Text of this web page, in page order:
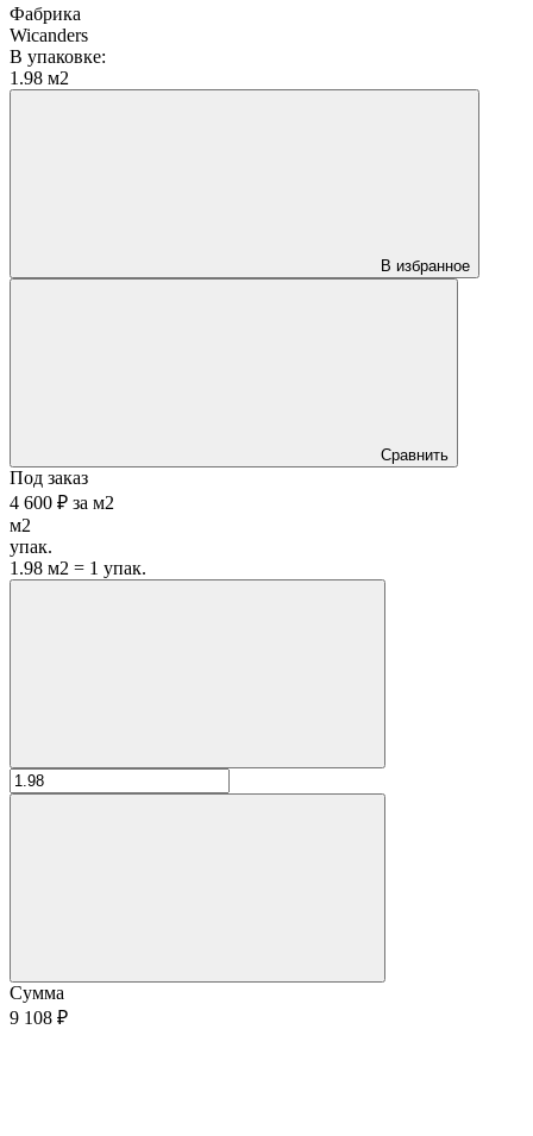
Фабрика
Wicanders
В упаковке:
1.98 м2
В избранное
Сравнить
Под заказ
4 600 ₽ за м2
м2
упак.
1.98 м2 = 1 упак.
Сумма
9 108 ₽